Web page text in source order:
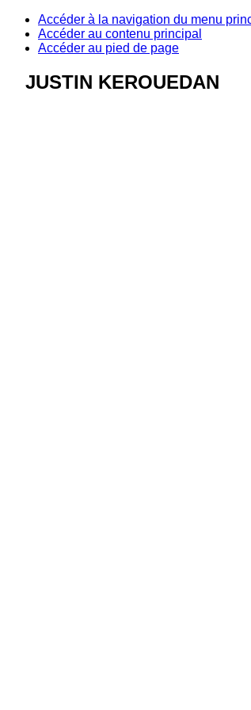
Accéder à la navigation du menu
Accéder au contenu principal
Accéder au pied de page
JUSTIN KEROUEDAN